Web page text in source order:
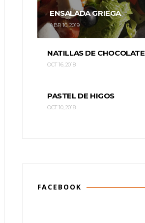
ENSALADA GRIEGA
ABR 10, 2019
NATILLAS DE CHOCOLATE
OCT 16, 2018
PASTEL DE HIGOS
OCT 10, 2018
FACEBOOK